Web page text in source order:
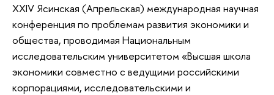
XXIV Ясинская (Апрельская) международная научная
конференция по проблемам развития экономики и
общества, проводимая Национальным
исследовательским университетом «Высшая школа
экономики совместно с ведущими российскими
корпорациями, исследовательскими и